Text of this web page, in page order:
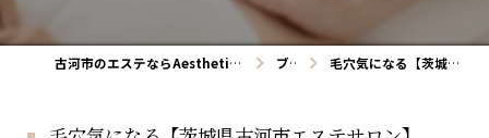
古河市のエステならAesthetic salon Laessess(ラエッセス) ブログ 毛穴気になる【茨城県古河市エステサロン】